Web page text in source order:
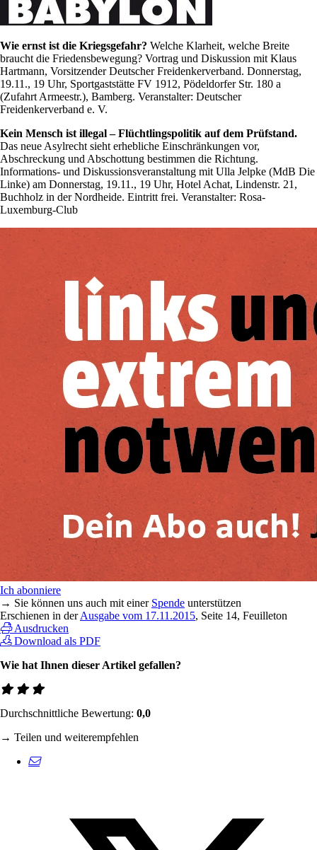
Wie ernst ist die Kriegsgefahr? Welche Klarheit, welche Breite
braucht die Friedensbewegung? Vortrag und Diskussion mit Klaus
Hartmann, Vorsitzender Deutscher Freidenkerverband. Donnerstag,
19.11., 19 Uhr, Sportgaststätte FV 1912, Pödeldorfer Str. 180 a
(Zufahrt Armeestr.), Bamberg. Veranstalter: Deutscher
Freidenkerverband e. V.
Kein Mensch ist illegal – Flüchtlingspolitik auf dem Prüfstand.
Das neue Asylrecht sieht erhebliche Einschränkungen vor,
Abschreckung und Abschottung bestimmen die Richtung.
Informations- und Diskussionsveranstaltung mit Ulla Jelpke (MdB Die
Linke) am Donnerstag, 19.11., 19 Uhr, Hotel Achat, Lindenstr. 21,
Buchholz in der Nordheide. Eintritt frei. Veranstalter: Rosa-
Luxemburg-Club
Ich abonniere
→ Sie können uns auch mit einer Spende unterstützen
Erschienen in derAusgabe vom 17.11.2015, Seite 14, Feuilleton
Ausdrucken
Download als PDF
Wie hat Ihnen dieser Artikel gefallen?
Durchschnittliche Bewertung: 0,0
→ Teilen und weiterempfehlen